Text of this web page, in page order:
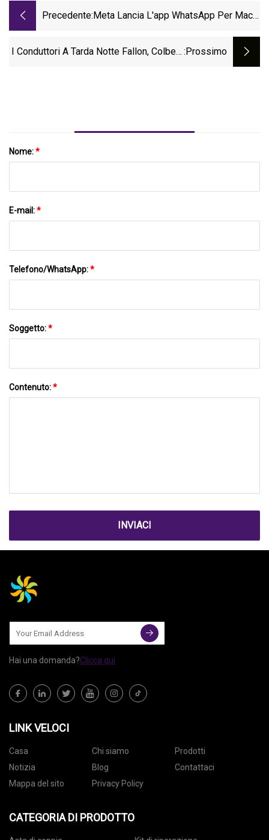
Precedente: Meta Lancia L'app WhatsApp Per Mac
Videochiamata Aggiornate
I Conduttori A Tarda Notte Fallon, Colbert, :Prossimo
Nome:*
E-mail:*
Telefono/WhatsApp:*
Soggetto:*
Contenuto:*
INVIACI
Hai una domanda?Clicca qui
LINK VELOCI
Casa Chi siamo
Prodotti
Notizia
Blog
Contattaci
Mappa del sito
Privacy Policy
CATEGORIA DI PRODOTTO